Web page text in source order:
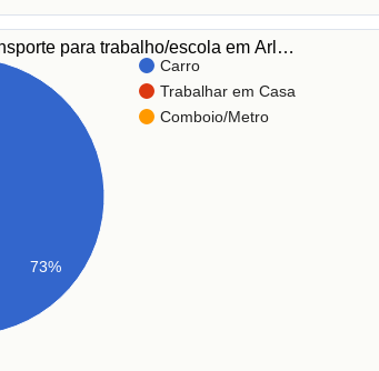
para trabalho/escola em Arl…
Carro
Trabalhar em Casa
Comboio/Metro
73%